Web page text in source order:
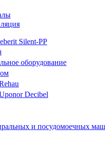
Silent-PP
оборудование
Decibel
и посудомоечных